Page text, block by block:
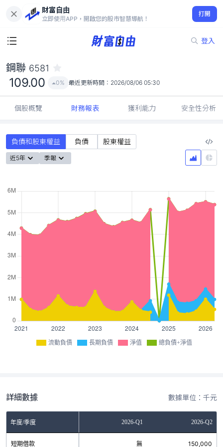
財富自由
立即使用APP，開啟您的股市智慧導航！
打開
登入
109.00
0%
鋼聯 6581
109.00 0% 最近更新時間： 2026/08/06 05:30
個股概覽 財務報表 獲利能力 安全性分析
負債和股東權益 負債 股東權益
近5年 季報
流動負債 長期負債 淨值 總負債+淨值
詳細數據 數據單位：千元
年度/季度 2026-Q1 2026-Q2
短期借款 無 150,000